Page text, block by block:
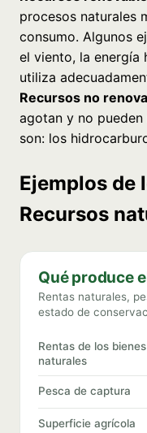
procesos naturales
consumo. Algunos
el viento, la energía
utiliza
Recursos no
agotan y no pueden
son: los
Ejemplos de
Recursos
Qué produce
Rentas naturales,
estado de
Rentas de los bienes
naturales
Pesca de captura
Superficie agrícola